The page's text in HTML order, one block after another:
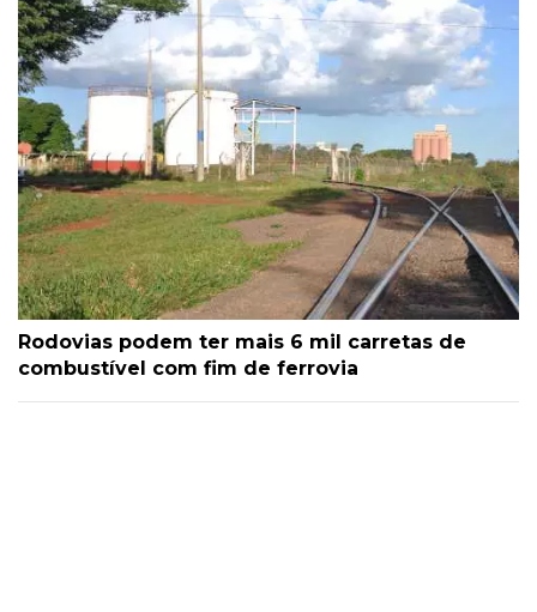
Rodovias podem ter mais 6 mil carretas de
combustível com fim de ferrovia